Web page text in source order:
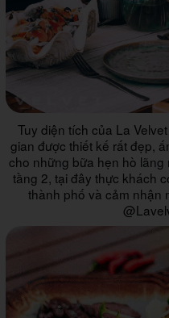
Tuy diện tích của La
gian được thiết kế rất đẹp,
cho những bữa hẹn hò lãng
tầng 2, tại đây thực khách
thành phố và cảm nhận